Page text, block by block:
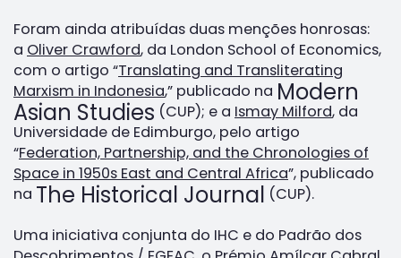
Foram ainda atribuídas duas menções honrosas:
a Oliver Crawford, da London School of Economics,
com o artigo “Translating and Transliterating
Marxism in Indonesia,” publicado na Modern
Asian Studies (CUP); e a Ismay Milford, da
Universidade de Edimburgo, pelo artigo
“Federation, Partnership, and the Chronologies of
Space in 1950s East and Central Africa”, publicado
na The Historical Journal (CUP).
Uma iniciativa conjunta do IHC e do Padrão dos